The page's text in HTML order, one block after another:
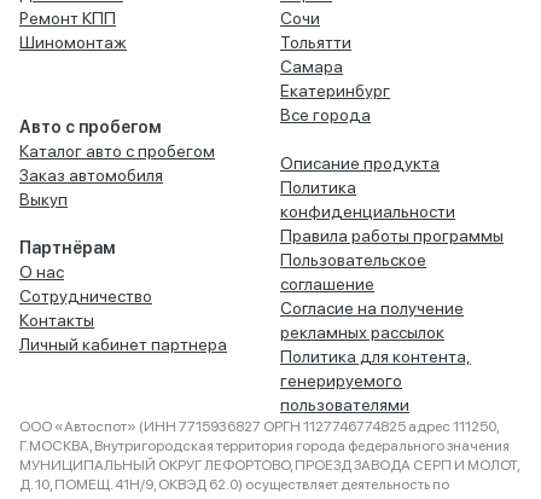
Ремонт КПП
Шиномонтаж
Авто с пробегом
Каталог авто с пробегом
Заказ автомобиля
Выкуп
Партнёрам
О нас
Сотрудничество
Контакты
Личный кабинет партнера
Сочи
Тольятти
Самара
Екатеринбург
Все города
Описание продукта
Политика
конфиденциальности
Правила работы программы
Пользовательское
соглашение
Согласие на получение
рекламных рассылок
Политика для контента,
генерируемого
пользователями
ООО «Автоспот» (ИНН 7715936827 ОРГН 1127746774825 адрес 111250,
Г.МОСКВА, Внутригородская территория города федерального значения
МУНИЦИПАЛЬНЫЙ ОКРУГ ЛЕФОРТОВО, ПРОЕЗД ЗАВОДА СЕРП И МОЛОТ,
Д. 10, ПОМЕЩ. 41Н/9, ОКВЭД 62.0) осуществляет деятельность по